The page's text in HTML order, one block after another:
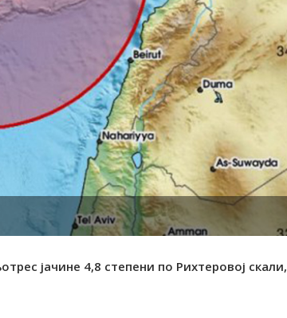
јачине 4,8 степени по Рихтеровој скали,